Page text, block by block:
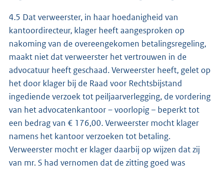
4.5 Dat verweerster, in haar hoedanigheid van
kantoordirecteur, klager heeft aangesproken op
nakoming van de overeengekomen betalingsregeling,
maakt niet dat verweerster het vertrouwen in de
advocatuur heeft geschaad. Verweerster heeft, gelet op
het door klager bij de Raad voor Rechtsbijstand
ingediende verzoek tot peiljaarverlegging, de vordering
van het advocatenkantoor – voorlopig – beperkt tot
een bedrag van € 176,00. Verweerster mocht klager
namens het kantoor verzoeken tot betaling.
Verweerster mocht er klager daarbij op wijzen dat zij
van mr. S had vernomen dat de zitting goed was